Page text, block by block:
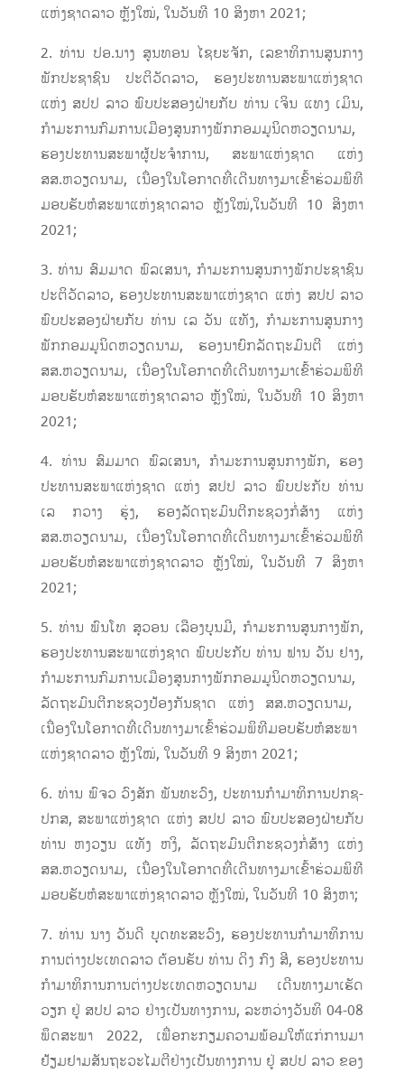
ແຫ່ງຊາດລາວ ຫຼັງໃໝ່, ໃນວັນທີ 10 ສິງຫາ 2021;
2. ທ່ານ ປອ.ນາງ ສູນທອນ ໄຊຍະຈັກ, ເລຂາທິການສູນກາງ
ພັກປະຊາຊົນ ປະຕິວັດລາວ, ຮອງປະທານສະພາແຫ່ງຊາດ
ແຫ່ງ ສປປ ລາວ ພົບປະສອງຝ່າຍກັບ ທ່ານ ເຈິນ ແທງ ເມິນ,
ກຳມະການກົມການເມືອງສູນກາງພັກກອມມູນິດຫວຽດນາມ,
ຮອງປະທານສະພາຜູ້ປະຈຳການ, ສະພາແຫ່ງຊາດ ແຫ່ງ
ສສ.ຫວຽດນາມ, ​ເນື່ອງ​ໃນ​ໂອກາດ​ທີ່​ເດີນທາງ​ມາເຂົ້າຮ່ວມພິທີ
ມອບຮັບຫໍສະພາແຫ່ງຊາດລາວ ຫຼັງໃໝ່,ໃນວັນທີ 10 ສິງຫາ
2021;
3. ທ່ານ ສົມມາດ ພົລເສນາ, ກຳມະການສູນກາງພັກປະຊາຊົນ
ປະຕິວັດລາວ, ຮອງປະທານສະພາແຫ່ງຊາດ ແຫ່ງ ສປປ ລາວ
ພົບປະສອງຝ່າຍກັບ ທ່ານ ເລ ວັນ ແທັງ, ກຳມະການສູນກາງ
ພັກກອມມູນິດຫວຽດນາມ, ຮອງນາຍົກລັດຖະມົນຕີ ແຫ່ງ
ສສ.ຫວຽດນາມ, ​ເນື່ອງ​ໃນ​ໂອກາດ​ທີ່​ເດີນທາງ​ມາເຂົ້າຮ່ວມພິທີ
ມອບຮັບຫໍສະພາແຫ່ງຊາດລາວ ຫຼັງໃໝ່, ໃນວັນທີ 10 ສິງຫາ
2021;
4. ທ່ານ ສົມມາດ ພົລເສນາ, ກຳມະການສູນກາງພັກ, ຮອງ
ປະທານສະພາແຫ່ງຊາດ ແຫ່ງ ສປປ ລາວ ພົບປະກັບ ທ່ານ
ເລ ກວາງ ຮຸ່ງ, ຮອງລັດຖະມົນຕີກະຊວງກໍ່ສ້າງ ແຫ່ງ
ສສ.ຫວຽດນາມ, ​ເນື່ອງ​ໃນ​ໂອກາດ​ທີ່​ເດີນທາງ​ມາເຂົ້າຮ່ວມພິທີ
ມອບຮັບຫໍສະພາແຫ່ງຊາດລາວ ຫຼັງໃໝ່, ໃນວັນທີ 7 ສິງຫາ
2021;
5. ທ່ານ ພົນໂທ ສຸວອນ ເລືອງບຸນມີ, ກຳມະການສູນກາງພັກ,
ຮອງປະທານສະພາແຫ່ງຊາດ ພົບປະກັບ ທ່ານ ຟານ ວັນ ຢາງ,
ກຳມະການກົມການເມືອງສູນກາງພັກກອມມູນິດຫວຽດນາມ,
ລັດຖະມົນຕີກະຊວງປ້ອງກັນຊາດ ແຫ່ງ ສສ.ຫວຽດນາມ, ​
ເນື່ອງ​ໃນ​ໂອກາດ​ທີ່​ເດີນທາງ​ມາເຂົ້າຮ່ວມພິທີມອບຮັບຫໍສະພາ
ແຫ່ງຊາດລາວ ຫຼັງໃໝ່, ​ໃນວັນທີ 9 ສິງຫາ 2021;
6. ທ່ານ ພົຈວ ວົງສັກ ພັນທະວົງ, ປະທານກໍາມາທິການປກຊ-
ປກສ, ສະພາແຫ່ງຊາດ ແຫ່ງ ສປປ ລາວ ພົບປະສອງຝ່າຍກັບ
ທ່ານ ຫງວຽນ ແທັງ ຫງິ, ລັດຖະມົນຕີກະຊວງກໍ່ສ້າງ ແຫ່ງ
ສສ.ຫວຽດນາມ, ​ເນື່ອງ​ໃນ​ໂອກາດ​ທີ່​ເດີນທາງ​ມາເຂົ້າຮ່ວມພິທີ
ມອບຮັບຫໍສະພາແຫ່ງຊາດລາວ ຫຼັງໃໝ່, ໃນວັນທີ 10 ສິງຫາ;
7. ທ່ານ ນາງ ວັນດີ ບຸດທະສະວົງ, ຮອງປະທານກໍາມາທິການ
ການຕ່າງປະເທດລາວ ຕ້ອນຮັບ ທ່ານ ດິງ ກົງ ສີ, ຮອງປະທານ
ກໍາມາທິການການຕ່າງປະເທດຫວຽດນາມ ເດີນທາງມາເຮັດ
ວຽກ ຢູ່ ສປປ ລາວ ຢ່າງເປັນທາງການ, ລະຫວ່າງວັນທິ 04-08
ພຶດສະພາ 2022, ເພື່ອກະກຽມຄວາມພ້ອມໃຫ້ແກ່ການມາ
ຢ້ຽມຢາມສັນຖະວະໄມຕີຢ່າງເປັນທາງການ ຢູ່ ສປປ ລາວ ຂອງ